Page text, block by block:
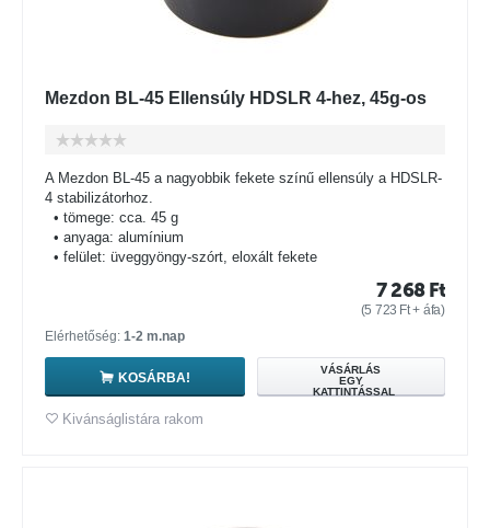
Mezdon BL-45 Ellensúly HDSLR 4-hez, 45g-os
A Mezdon BL-45 a nagyobbik fekete színű ellensúly a HDSLR-
4 stabilizátorhoz.
• tömege: cca. 45 g
• anyaga: alumínium
• felület: üveggyöngy-szórt, eloxált fekete
7 268 Ft
(5 723 Ft+ áfa)
Elérhetőség: 1-2 m.nap
KOSÁRBA!
VÁSÁRLÁS
EGY
KATTINTÁSSAL
Kivánságlistára rakom